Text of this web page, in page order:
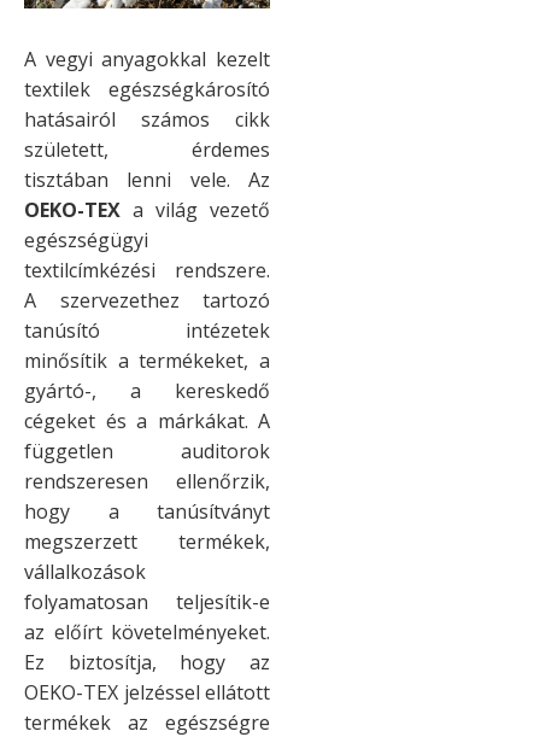
A vegyi anyagokkal kezelt
textilek egészségkárosító
hatásairól számos cikk
született, érdemes
tisztában lenni vele. Az
OEKO-TEX a világ vezető
egészségügyi
textilcímkézési rendszere.
A szervezethez tartozó
tanúsító intézetek
minősítik a termékeket, a
gyártó-, a kereskedő
cégeket és a márkákat. A
független auditorok
rendszeresen ellenőrzik,
hogy a tanúsítványt
megszerzett termékek,
vállalkozások
folyamatosan teljesítik-e
az előírt követelményeket.
Ez biztosítja, hogy az
OEKO-TEX jelzéssel ellátott
termékek az egészségre